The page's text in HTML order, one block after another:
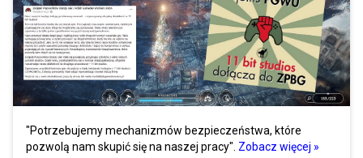
"Potrzebujemy mechanizmów bezpieczeństwa, które
pozwolą nam skupić się na naszej pracy". Zobacz więcej »